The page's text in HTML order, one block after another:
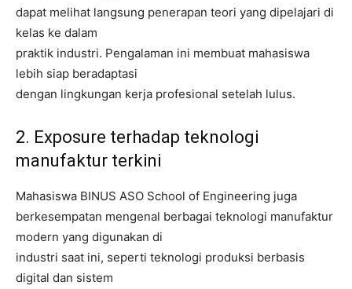
dapat melihat langsung penerapan teori yang dipelajari di
kelas ke dalam
praktik industri. Pengalaman ini membuat mahasiswa
lebih siap beradaptasi
dengan lingkungan kerja profesional setelah lulus.
2. Exposure terhadap teknologi
manufaktur terkini
Mahasiswa BINUS ASO School of Engineering juga
berkesempatan mengenal berbagai teknologi manufaktur
modern yang digunakan di
industri saat ini, seperti teknologi produksi berbasis
digital dan sistem